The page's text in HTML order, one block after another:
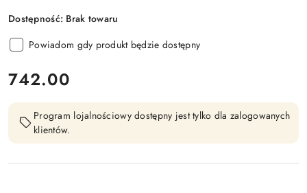
Dostępność: Brak towaru
Powiadom gdy produkt będzie dostępny
cena:
742.00
Program lojalnościowy dostępny jest tylko dla zalogowanych
klientów.